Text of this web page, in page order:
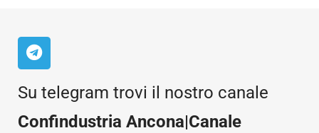
Su telegram trovi il nostro canale
Confindustria Ancona|Canale